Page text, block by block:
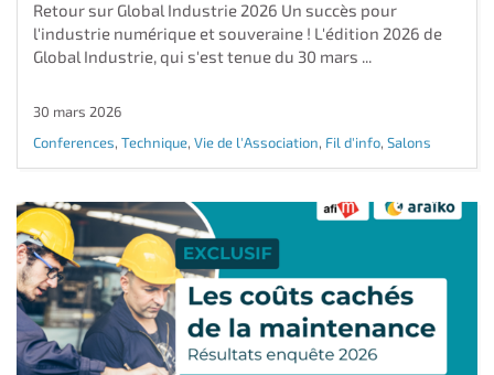
Retour sur Global Industrie 2026 Un succès pour
l'industrie numérique et souveraine ! L'édition 2026 de
Global Industrie, qui s'est tenue du 30 mars ...
30 mars 2026
Conferences, Technique, Vie de l'Association, Fil d'info, Salons